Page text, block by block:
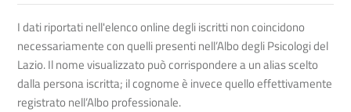
I dati riportati nell'elenco online degli iscritti non coincidono
necessariamente con quelli presenti nell’Albo degli Psicologi del
Lazio. Il nome visualizzato può corrispondere a un alias scelto
dalla persona iscritta; il cognome è invece quello effettivamente
registrato nell’Albo professionale.